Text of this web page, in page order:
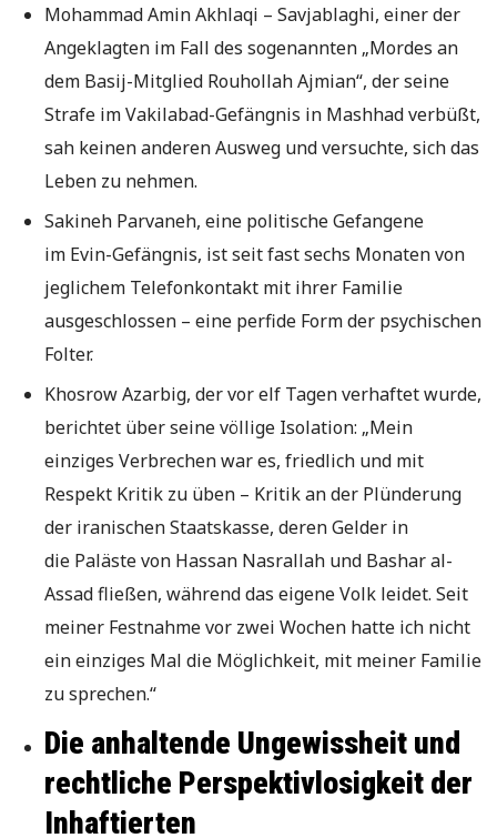
Mohammad Amin Akhlaqi – Savjablaghi, einer der
Angeklagten im Fall des sogenannten „Mordes an
dem Basij-Mitglied Rouhollah Ajmian“, der seine
Strafe im Vakilabad-Gefängnis in Mashhad verbüßt,
sah keinen anderen Ausweg und versuchte, sich das
Leben zu nehmen.
Sakineh Parvaneh, eine politische Gefangene
im Evin-Gefängnis, ist seit fast sechs Monaten von
jeglichem Telefonkontakt mit ihrer Familie
ausgeschlossen – eine perfide Form der psychischen
Folter.
Khosrow Azarbig, der vor elf Tagen verhaftet wurde,
berichtet über seine völlige Isolation: „Mein
einziges Verbrechen war es, friedlich und mit
Respekt Kritik zu üben – Kritik an der Plünderung
der iranischen Staatskasse, deren Gelder in
die Paläste von Hassan Nasrallah und Bashar al-
Assad fließen, während das eigene Volk leidet. Seit
meiner Festnahme vor zwei Wochen hatte ich nicht
ein einziges Mal die Möglichkeit, mit meiner Familie
zu sprechen.“
Die anhaltende Ungewissheit und
rechtliche Perspektivlosigkeit der
Inhaftierten